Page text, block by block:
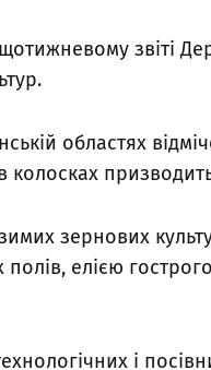
звіті
областях
колосках
зернових
полів, елією
і